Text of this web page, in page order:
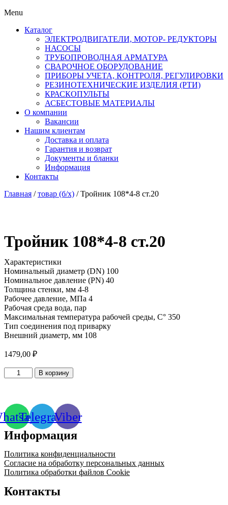
Menu
Каталог
ЭЛЕКТРОДВИГАТЕЛИ, МОТОР- РЕДУКТОРЫ
НАСОСЫ
ТРУБОПРОВОДНАЯ АРМАТУРА
СВАРОЧНОЕ ОБОРУДОВАНИЕ
ПРИБОРЫ УЧЕТА, КОНТРОЛЯ, РЕГУЛИРОВКИ
РЕЗИНОТЕХНИЧЕСКИЕ ИЗДЕЛИЯ (РТИ)
КРАСКОПУЛЬТЫ
АСБЕСТОВЫЕ МАТЕРИАЛЫ
О компании
Вакансии
Нашим клиентам
Доставка и оплата
Гарантия и возврат
Документы и бланки
Информация
Контакты
Главная /товар (б/х) / Тройник 108*4-8 ст.20
Тройник 108*4-8 ст.20
Характеристики
Номинальный диаметр (DN) 100
Номинальное давление (PN) 40
Толщина стенки, мм 4-8
Рабочее давление, МПа 4
Рабочая среда вода, пар
Максимальная температура рабочей среды, С° 350
Тип соединения под приварку
Внешний диаметр, мм 108
1479,00 ₽
Количество
товара
8
ст.20
В корзину
TelegramViber
Информация
Политика конфиденциальности
Согласие на обработку персональных данных
Политика обработки файлов Cookie
Контакты